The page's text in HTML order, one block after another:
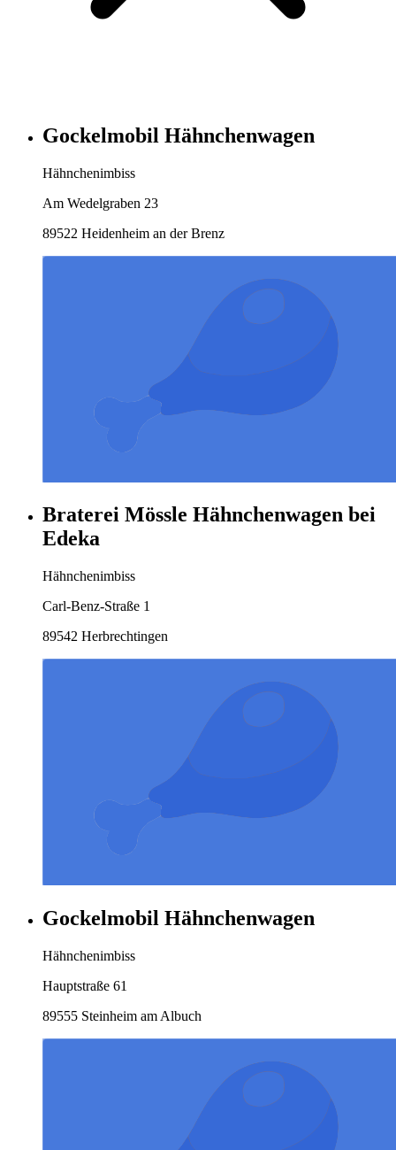
Gockelmobil Hähnchenwagen
Hähnchenimbiss
Am Wedelgraben 23
89522 Heidenheim an der Brenz
Braterei Mössle Hähnchenwagen bei
Edeka
Hähnchenimbiss
Carl-Benz-Straße 1
89542 Herbrechtingen
Gockelmobil Hähnchenwagen
Hähnchenimbiss
Hauptstraße 61
89555 Steinheim am Albuch